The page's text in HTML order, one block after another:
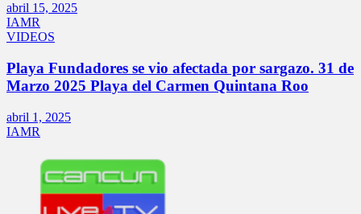
abril 15, 2025
IAMR
VIDEOS
Playa Fundadores se vio afectada por sargazo. 31 de
Marzo 2025 Playa del Carmen Quintana Roo
abril 1, 2025
IAMR